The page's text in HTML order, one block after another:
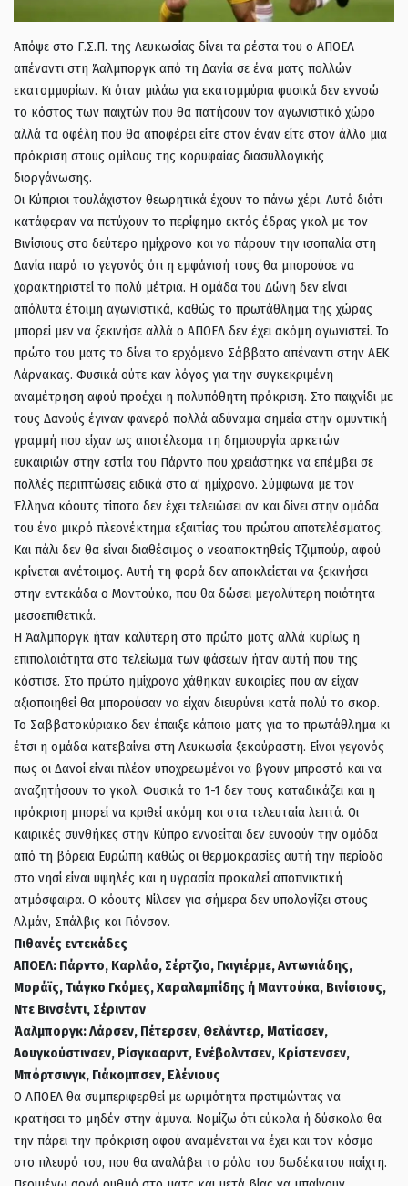
Απόψε στο Γ.Σ.Π. της Λευκωσίας δίνει τα ρέστα του ο ΑΠΟΕΛ
απέναντι στη Άαλμποργκ από τη Δανία σε ένα ματς πολλών
εκατομμυρίων. Κι όταν μιλάω για εκατομμύρια φυσικά δεν εννοώ
το κόστος των παιχτών που θα πατήσουν τον αγωνιστικό χώρο
αλλά τα οφέλη που θα αποφέρει είτε στον έναν είτε στον άλλο μια
πρόκριση στους ομίλους της κορυφαίας διασυλλογικής
διοργάνωσης.
Οι Κύπριοι τουλάχιστον θεωρητικά έχουν το πάνω χέρι. Αυτό διότι
κατάφεραν να πετύχουν το περίφημο εκτός έδρας γκολ με τον
Βινίσιους στο δεύτερο ημίχρονο και να πάρουν την ισοπαλία στη
Δανία παρά το γεγονός ότι η εμφάνισή τους θα μπορούσε να
χαρακτηριστεί το πολύ μέτρια. Η ομάδα του Δώνη δεν είναι
απόλυτα έτοιμη αγωνιστικά, καθώς το πρωτάθλημα της χώρας
μπορεί μεν να ξεκινήσε αλλά ο ΑΠΟΕΛ δεν έχει ακόμη αγωνιστεί. Το
πρώτο του ματς το δίνει το ερχόμενο Σάββατο απέναντι στην ΑΕΚ
Λάρνακας. Φυσικά ούτε καν λόγος για την συγκεκριμένη
αναμέτρηση αφού προέχει η πολυπόθητη πρόκριση. Στο παιχνίδι με
τους Δανούς έγιναν φανερά πολλά αδύναμα σημεία στην αμυντική
γραμμή που είχαν ως αποτέλεσμα τη δημιουργία αρκετών
ευκαιριών στην εστία του Πάρντο που χρειάστηκε να επέμβει σε
πολλές περιπτώσεις ειδικά στο α’ ημίχρονο. Σύμφωνα με τον
Έλληνα κόουτς τίποτα δεν έχει τελειώσει αν και δίνει στην ομάδα
του ένα μικρό πλεονέκτημα εξαιτίας του πρώτου αποτελέσματος.
Και πάλι δεν θα είναι διαθέσιμος ο νεοαποκτηθείς Τζιμπούρ, αφού
κρίνεται ανέτοιμος. Αυτή τη φορά δεν αποκλείεται να ξεκινήσει
στην εντεκάδα ο Μαντούκα, που θα δώσει μεγαλύτερη ποιότητα
μεσοεπιθετικά.
Η Άαλμποργκ ήταν καλύτερη στο πρώτο ματς αλλά κυρίως η
επιπολαιότητα στο τελείωμα των φάσεων ήταν αυτή που της
κόστισε. Στο πρώτο ημίχρονο χάθηκαν ευκαιρίες που αν είχαν
αξιοποιηθεί θα μπορούσαν να είχαν διευρύνει κατά πολύ το σκορ.
Το Σαββατοκύριακο δεν έπαιξε κάποιο ματς για το πρωτάθλημα κι
έτσι η ομάδα κατεβαίνει στη Λευκωσία ξεκούραστη. Είναι γεγονός
πως οι Δανοί είναι πλέον υποχρεωμένοι να βγουν μπροστά και να
αναζητήσουν το γκολ. Φυσικά το 1-1 δεν τους καταδικάζει και η
πρόκριση μπορεί να κριθεί ακόμη και στα τελευταία λεπτά. Οι
καιρικές συνθήκες στην Κύπρο εννοείται δεν ευνοούν την ομάδα
από τη βόρεια Ευρώπη καθώς οι θερμοκρασίες αυτή την περίοδο
στο νησί είναι υψηλές και η υγρασία προκαλεί αποπνικτική
ατμόσφαιρα. Ο κόουτς Νίλσεν για σήμερα δεν υπολογίζει στους
Αλμάν, Σπάλβις και Γιόνσον.
Πιθανές εντεκάδες
ΑΠΟΕΛ: Πάρντο, Καρλάο, Σέρτζιο, Γκιγιέρμε, Αντωνιάδης,
Μοράϊς, Τιάγκο Γκόμες, Χαραλαμπίδης ή Μαντούκα, Βινίσιους,
Ντε Βινσέντι, Σέρινταν
Άαλμποργκ: Λάρσεν, Πέτερσεν, Θελάντερ, Ματίασεν,
Αουγκούστινσεν, Ρίσγκααρντ, Ενέβολντσεν, Κρίστενσεν,
Μπόρτσινγκ, Γιάκομπσεν, Ελένιους
Ο ΑΠΟΕΛ θα συμπεριφερθεί με ωριμότητα προτιμώντας να
κρατήσει το μηδέν στην άμυνα. Νομίζω ότι εύκολα ή δύσκολα θα
την πάρει την πρόκριση αφού αναμένεται να έχει και τον κόσμο
στο πλευρό του, που θα αναλάβει το ρόλο του δωδέκατου παίχτη.